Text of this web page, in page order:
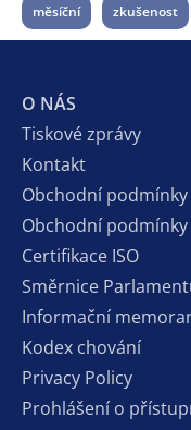
měsíční zkušenost
O NÁS
Tiskové zprávy
Kontakt
Obchodní
Obchodní
Certifikace ISO
Směrnice
Informační
Kodex chování
Privacy Policy
Prohlášení o